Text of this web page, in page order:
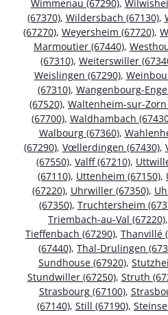
Wimmenau (67290),
(67370), Wildersbach (67130),
(67270), Weyersheim (67720),
Marmoutier (67440),
(67310), Weiterswiller
Weislingen (67290),
(67310), Wangenbourg-
(67520), Waltenheim-sur-Zorn
(67700), Waldhambach
Walbourg (67360),
(67290), Vœllerdingen (67430),
(67550), Valff (67210),
(67110), Uttenheim (67150),
(67220), Uhrwiller (67350),
(67350), Truchtersheim
Triembach-au-Val (67220),
Tieffenbach (67290), Thanvillé
(67440), Thal-Drulingen
Sundhouse (67920),
Stundwiller (67250), Struth
Strasbourg (67100),
(67140), Still (67190),